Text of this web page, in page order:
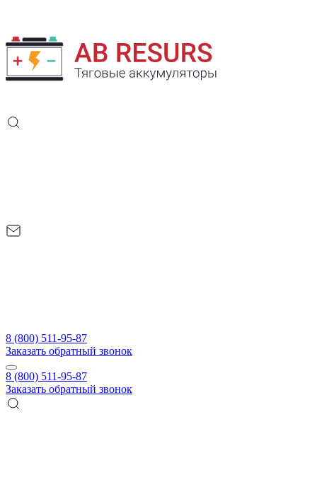
8 (800) 511-95-87
Заказать обратный звонок
8 (800) 511-95-87
Заказать обратный звонок